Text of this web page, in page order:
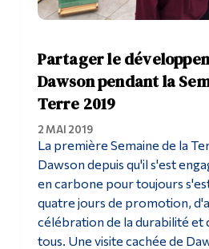
Partager le
Dawson pendant la
Terre 2019
2 MAI 2019
La première Semaine de la
Dawson depuis qu'il s'est
en carbone pour toujours
quatre jours de promotion,
célébration de la durabilité
tous. Une visite cachée de